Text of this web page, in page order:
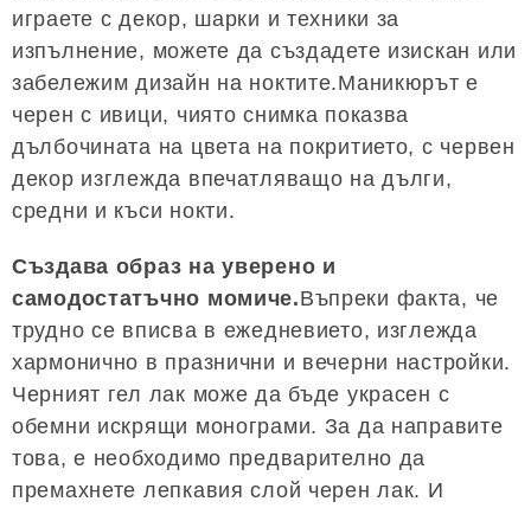
играете с декор, шарки и техники за
изпълнение, можете да създадете изискан или
забележим дизайн на ноктите.Маникюрът е
черен с ивици, чиято снимка показва
дълбочината на цвета на покритието, с червен
декор изглежда впечатляващо на дълги,
средни и къси нокти.
Създава образ на уверено и
самодостатъчно момиче.Въпреки факта, че
трудно се вписва в ежедневието, изглежда
хармонично в празнични и вечерни настройки.
Черният гел лак може да бъде украсен с
обемни искрящи монограми. За да направите
това, е необходимо предварително да
премахнете лепкавия слой черен лак. И